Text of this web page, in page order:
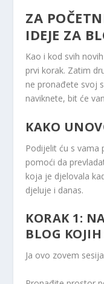
ZA
IDEJE ZA
Kao i kod svih
prvi korak. Zatim
ne pronađete svoj
naviknete, bit će
KAKO
Podijelit ću s vama
pomoći da
koja je djelovala
djeluje i danas.
KORAK 1:
BLOG KOJIH
Ja ovo zovem